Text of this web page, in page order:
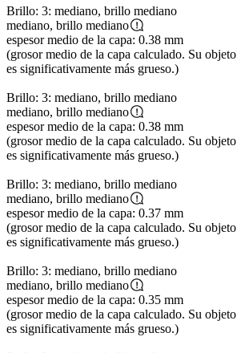
Brillo: 3: mediano, brillo mediano
mediano, brillo mediano
espesor medio de la capa: 0.38 mm
(grosor medio de la capa calculado. Su objeto
es significativamente más grueso.)
Brillo: 3: mediano, brillo mediano
mediano, brillo mediano
espesor medio de la capa: 0.38 mm
(grosor medio de la capa calculado. Su objeto
es significativamente más grueso.)
Brillo: 3: mediano, brillo mediano
mediano, brillo mediano
espesor medio de la capa: 0.37 mm
(grosor medio de la capa calculado. Su objeto
es significativamente más grueso.)
Brillo: 3: mediano, brillo mediano
mediano, brillo mediano
espesor medio de la capa: 0.35 mm
(grosor medio de la capa calculado. Su objeto
es significativamente más grueso.)